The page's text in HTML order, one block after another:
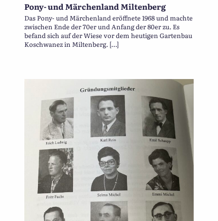
Pony- und Märchenland Miltenberg
Das Pony- und Märchenland eröffnete 1968 und machte
zwischen Ende der 70er und Anfang der 80er zu. Es
befand sich auf der Wiese vor dem heutigen Gartenbau
Koschwanez in Miltenberg. […]